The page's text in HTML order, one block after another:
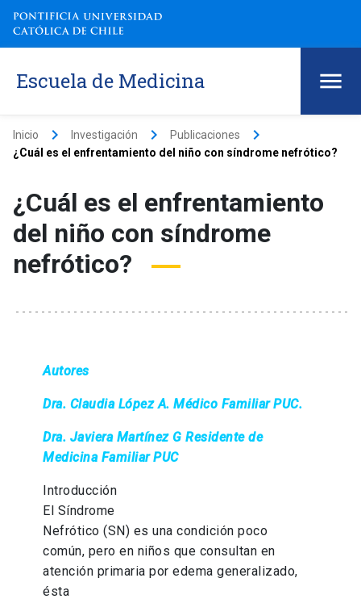
Escuela de Medicina
Inicio keyboard_arrow_right Investigación keyboard_arrow_right Publicaciones keyboard_arrow_right
¿Cuál es el enfrentamiento del niño con síndrome nefrótico?
¿Cuál es el enfrentamiento
del niño con síndrome
nefrótico?
Autores
Dra. Claudia López A. Médico Familiar PUC.
Dra. Javiera Martínez G Residente de
Medicina Familiar PUC
Introducción
El Síndrome
Nefrótico (SN) es una condición poco
común, pero en niños que consultan en
atención primaria por edema generalizado,
ésta